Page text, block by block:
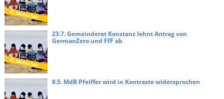
23.7. Gemeinderat Konstanz lehnt Antrag von
GermanZero und FfF ab
8.5. MdB Pfeiffer wird in Kontraste widersprochen